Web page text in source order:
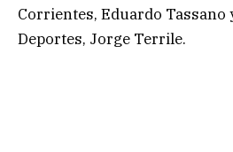
Corrientes, Eduardo Tassano
Deportes, Jorge Terrile.